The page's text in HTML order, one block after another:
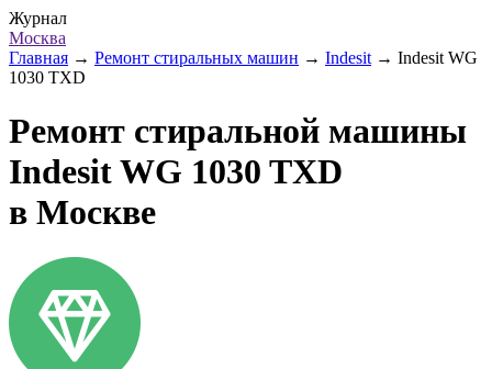
Журнал
Москва
Главная → Ремонт стиральных машин → Indesit → Indesit WG
1030 TXD
Ремонт стиральной машины
Indesit WG 1030 TXD
в Москве